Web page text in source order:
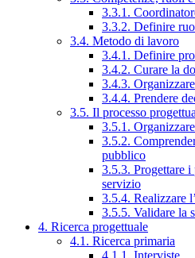
3.3.1.
3.3.2. Definire
3.4. Metodo di lavoro
3.4.1. Definire
3.4.2. Curare la
3.4.3.
3.4.4. Prendere
3.5. Il processo
3.5.1.
3.5.2.
pubblico
3.5.3. Progettare i
servizio
3.5.4. Realizzare
3.5.5. Validare la
4. Ricerca progettuale
4.1. Ricerca primaria
4.1.1. Interviste